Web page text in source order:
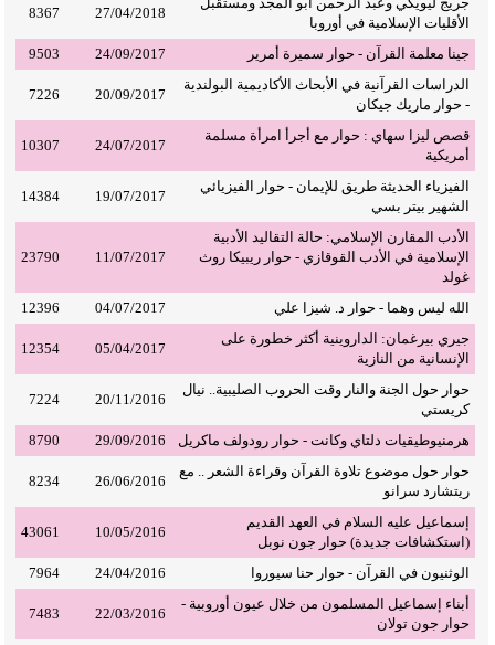
الأقليات الإسلامية في أوروبا
27/04/2018
8367
جينا معلمة القرآن - حوار سميرة أمرير 24/09/2017
9503
الدراسات القرآنية في الأبحاث الأكاديمية البولندية
- حوار ماريك جيكان
20/09/2017
7226
قصص ليزا سهاي : حوار مع أجرأ امرأة مسلمة
أمريكية
24/07/2017
10307
الفيزياء الحديثة طريق للإيمان - حوار الفيزيائي
الشهير بيتر بسي
19/07/2017
14384
الأدب المقارن الإسلامي: حالة التقاليد الأدبية
الإسلامية في الأدب القوقازي - حوار ريبيكا روث
غولد
11/07/2017
23790
الله ليس وهما - حوار د. شيزا علي 04/07/2017
12396
جيري بيرغمان: الداروينية أكثر خطورة على
الإنسانية من النازية
05/04/2017
12354
حوار حول الجنة والنار وقت الحروب الصليبية.. نيال
كريستي
20/11/2016
7224
هرمنيوطيقيات دلتاي وكانت - حوار رودولف ماكريل 29/09/2016
8790
حوار حول موضوع تلاوة القرآن وقراءة الشعر .. مع
ريتشارد سرانو
26/06/2016
8234
إسماعيل عليه السلام في العهد القديم
(استكشافات جديدة) حوار جون نوبل
10/05/2016
43061
الوثنيون في القرآن - حوار حنا سيوروا 24/04/2016
7964
أبناء إسماعيل المسلمون من خلال عيون أوروبية -
حوار جون تولان
22/03/2016
7483